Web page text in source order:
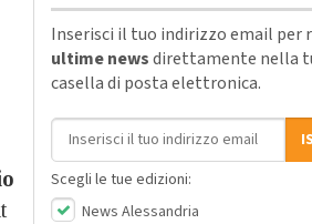
Inserisci il tuo indirizzo email per
ultime newsdirettamente nella
casella di posta elettronica.
Indirizzo email
Scegli le tue edizioni:
News Alessandria